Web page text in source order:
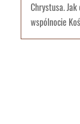
Chrystusa. Jak
wspólnocie